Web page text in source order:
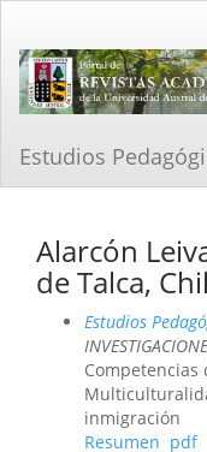
Contenido
principal
Barra
Estudios
Alarcón
de Talca,
Estudios
inmigración
Resumen pdf